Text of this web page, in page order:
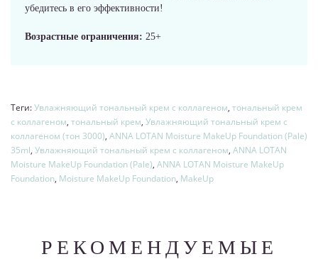
убедитесь в его эффективности!
Возрастные ограничения: 25+
Теги:Увлажняющий тональный крем с коллагеном, тональный крем
с коллагеном, тональный крем, Увлажняющий тональный крем с
коллагеном (тон 3000), ANNA LOTAN Moisture MakeUp Foundation (Pale)
35ml, Увлажняющий тональный крем с коллагеном, ANNA LOTAN
Moisture MakeUp Foundation (Pale), ANNA LOTAN Moisture MakeUp
Foundation, Moisture MakeUp Foundation, MakeUp
РЕКОМЕНДУЕМЫЕ